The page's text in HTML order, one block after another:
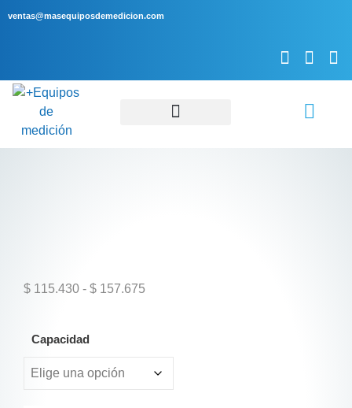
ventas@masequiposdemedicion.com
$ 115.430 - $ 157.675
Capacidad